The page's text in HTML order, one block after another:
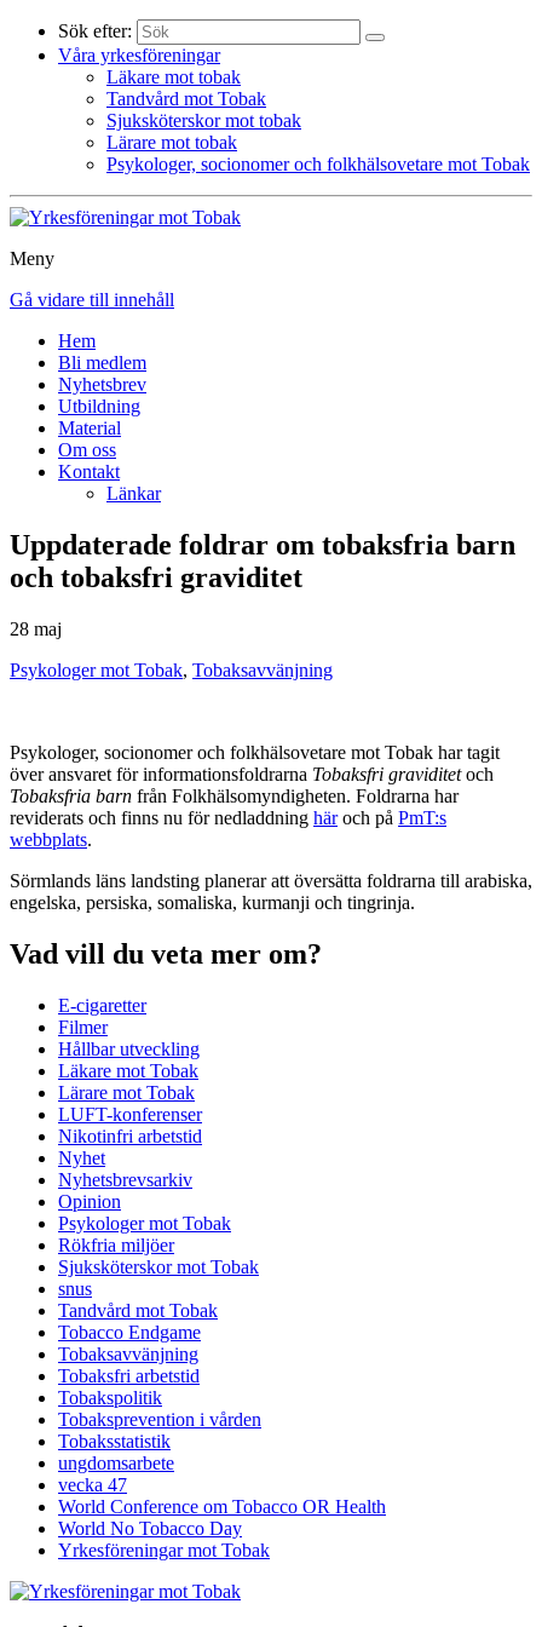
Sök efter:
Våra yrkesföreningar
Läkare mot tobak
Tandvård mot Tobak
Sjuksköterskor mot tobak
Lärare mot tobak
Psykologer, socionomer och folkhälsovetare mot Tobak
Meny
Gå vidare till innehåll
Hem
Bli medlem
Nyhetsbrev
Utbildning
Material
Om oss
Kontakt
Länkar
Uppdaterade foldrar om tobaksfria barn
och tobaksfri graviditet
28 maj
Psykologer mot Tobak, Tobaksavvänjning
Psykologer, socionomer och folkhälsovetare mot Tobak har tagit
över ansvaret för informationsfoldrarna Tobaksfri graviditetoch
Tobaksfria barn från Folkhälsomyndigheten. Foldrarna har
reviderats och finns nu för nedladdning häroch på PmT:s
webbplats.
Sörmlands läns landsting planerar att översätta foldrarna till arabiska,
engelska, persiska, somaliska, kurmanji och tingrinja.
Vad vill du veta mer om?
E-cigaretter
Filmer
Hållbar utveckling
Läkare mot Tobak
Lärare mot Tobak
LUFT-konferenser
Nikotinfri arbetstid
Nyhet
Nyhetsbrevsarkiv
Opinion
Psykologer mot Tobak
Rökfria miljöer
Sjuksköterskor mot Tobak
snus
Tandvård mot Tobak
Tobacco Endgame
Tobaksavvänjning
Tobaksfri arbetstid
Tobakspolitik
Tobaksprevention i vården
Tobaksstatistik
ungdomsarbete
vecka 47
World Conference om Tobacco OR Health
World No Tobacco Day
Yrkesföreningar mot Tobak